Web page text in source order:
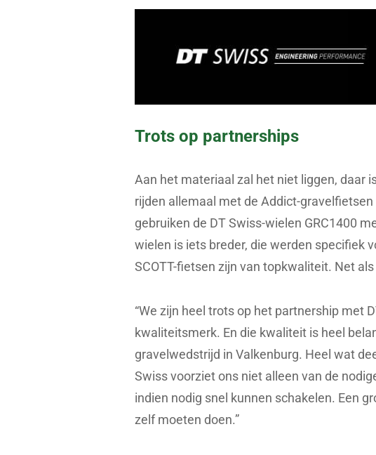
Trots op partnerships
Aan het materiaal zal het niet liggen, daar
rijden allemaal met de Addict-gravelfietsen
gebruiken de DT Swiss-wielen GRC1400
wielen is iets breder, die werden specifiek
SCOTT-fietsen zijn van topkwaliteit. Net als
“We zijn heel trots op het partnership met
kwaliteitsmerk. En die kwaliteit is heel
gravelwedstrijd in Valkenburg. Heel wat
Swiss voorziet ons niet alleen van de
indien nodig snel kunnen schakelen. Een
zelf moeten doen.”